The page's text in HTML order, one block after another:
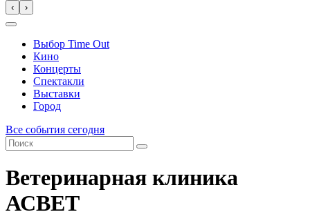
‹ ›
Выбор Time Out
Кино
Концерты
Спектакли
Выставки
Город
Все события сегодня
Ветеринарная клиника
АСВЕТ